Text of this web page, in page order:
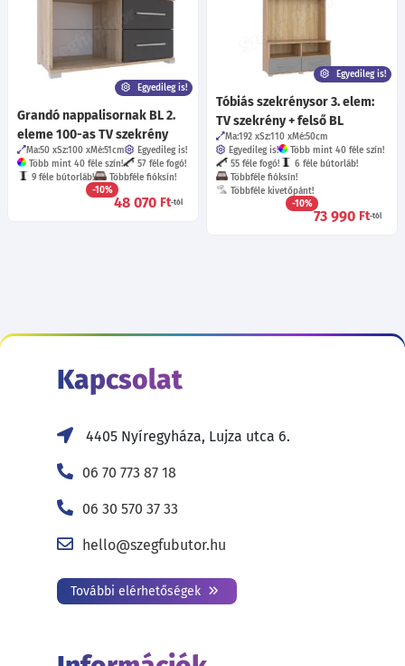
Egyedileg is!
Tóbiás szekrénysor 3. elem:
TV szekrény + felső BL
Ma:192 Sz:110 Mé:50cm
Egyedileg is!
Több mint 40 féle szín!
55 féle fogó!
6 féle bútorláb!
Többféle fióksín!
Többféle kivetőpánt!
-10%
73 990 Ft-tól
Egyedileg is!
Grandó nappalisornak BL 2.
eleme 100-as TV szekrény
Ma:50 Sz:100 Mé:51cm
Egyedileg is!
Több mint 40 féle szín!
57 féle fogó!
9 féle bútorláb!
Többféle fióksín!
-10%
48 070 Ft-tól
Kapcsolat
4405 Nyíregyháza, Lujza utca 6.
06 70 773 87 18
06 30 570 37 33
hello@szegfubutor.hu
További elérhetőségek